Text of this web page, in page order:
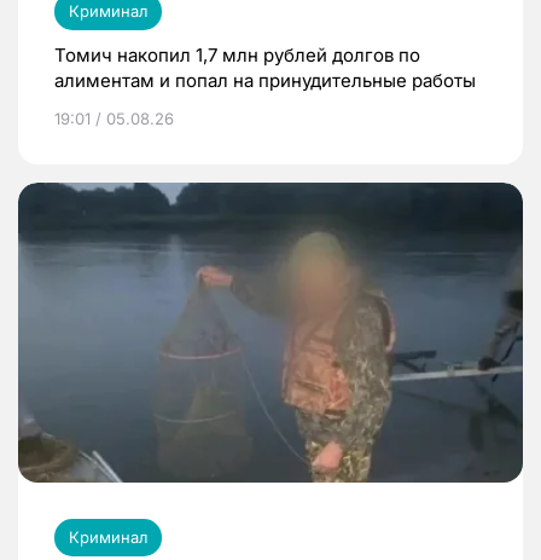
Криминал
Томич накопил 1,7 млн рублей долгов по
алиментам и попал на принудительные работы
19:01 / 05.08.26
Криминал